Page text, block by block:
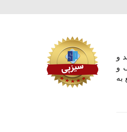
و
و
به